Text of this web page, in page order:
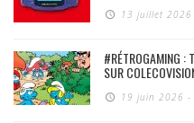
13 juillet
#RÉTROGAMING :
SUR
19 juin 2026 -